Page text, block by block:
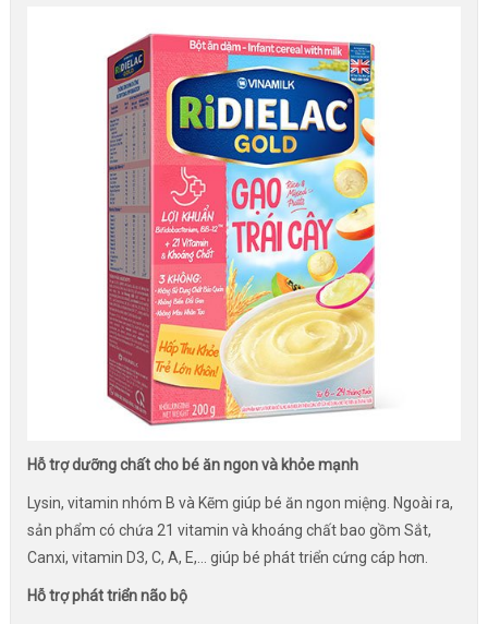
Hỗ trợ dưỡng chất cho bé ăn ngon và khỏe mạnh
Lysin, vitamin nhóm B và Kẽm giúp bé ăn ngon miệng. Ngoài ra,
sản phẩm có chứa 21 vitamin và khoáng chất bao gồm Sắt,
Canxi, vitamin D3, C, A, E,... giúp bé phát triển cứng cáp hơn.
Hỗ trợ phát triển não bộ